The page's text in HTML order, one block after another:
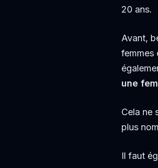
20 ans.
Avant,
femmes
une
Cela ne
plus
Il faut